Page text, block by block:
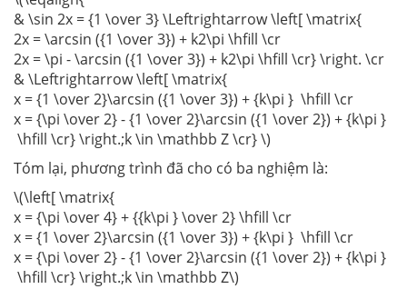
& \sin 2x = {1 \over 3} \Leftrightarrow \left[ \matrix{
2x = \arcsin ({1 \over 3}) + k2\pi \hfill \cr
2x = \pi - \arcsin ({1 \over 3}) + k2\pi \hfill \cr} \right. \cr
& \Leftrightarrow \left[ \matrix{
x = {1 \over 2}\arcsin ({1 \over 3}) + {k\pi } \hfill \cr
x = {\pi \over 2} - {1 \over 2}\arcsin ({1 \over 2}) + {k\pi }
\hfill \cr} \right.;k \in \mathbb Z \cr} \)
Tóm lại, phương trình đã cho có ba nghiệm là:
\(\left[ \matrix{
x = {\pi \over 4} + {{k\pi } \over 2} \hfill \cr
x = {1 \over 2}\arcsin ({1 \over 3}) + {k\pi } \hfill \cr
x = {\pi \over 2} - {1 \over 2}\arcsin ({1 \over 2}) + {k\pi }
\hfill \cr} \right.;k \in \mathbb Z\)